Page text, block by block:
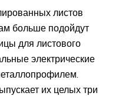
листов
больше подойдут
для листового
электрические
их целых три